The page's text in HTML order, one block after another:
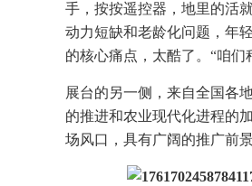
手，按按遥控器，地里的活
动力短缺和老龄化问题，年
的核心痛点，太酷了。“咱们
展台的另一侧，来自全国各
的推进和农业现代化进程的
场风口，具有广阔的推广前景